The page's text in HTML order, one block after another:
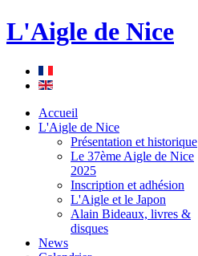
L'Aigle de Nice
Accueil
L'Aigle de Nice
Présentation et historique
Le 37ème Aigle de Nice
2025
Inscription et adhésion
L'Aigle et le Japon
Alain Bideaux, livres &
disques
News